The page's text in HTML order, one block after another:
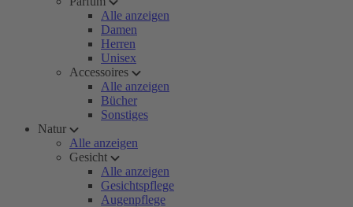
Alle anzeigen
Damen
Herren
Unisex
Accessoires
Alle anzeigen
Bücher
Sonstiges
Natur
Alle anzeigen
Gesicht
Alle anzeigen
Gesichtspflege
Augenpflege